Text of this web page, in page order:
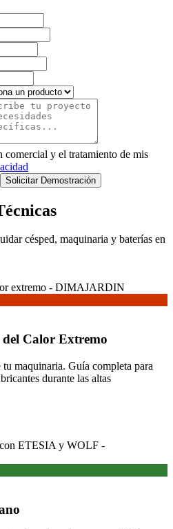
y el tratamiento de mis
Solicitar Demostración
césped, maquinaria y baterías en
Calor Extremo
maquinaria. Guía completa para
durante las altas